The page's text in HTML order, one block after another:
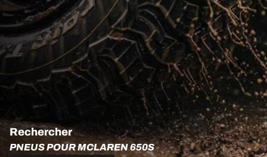
Rechercher
PNEUS POUR MCLAREN 650S